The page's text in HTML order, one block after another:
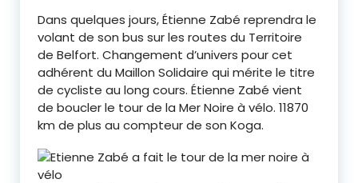
Dans quelques jours, Étienne Zabé reprendra le
volant de son bus sur les routes du Territoire
de Belfort. Changement d’univers pour cet
adhérent du Maillon Solidaire qui mérite le titre
de cycliste au long cours. Étienne Zabé vient
de boucler le tour de la Mer Noire à vélo. 11870
km de plus au compteur de son Koga.